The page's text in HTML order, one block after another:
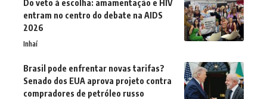
Do veto à escolha: amamentação e HIV
entram no centro do debate na AIDS
2026
Inhaí
Brasil pode enfrentar novas tarifas?
Senado dos EUA aprova projeto contra
compradores de petróleo russo